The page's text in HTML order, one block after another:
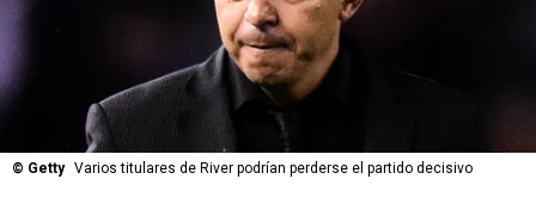
© Getty Varios titulares de River podrían perderse el partido decisivo